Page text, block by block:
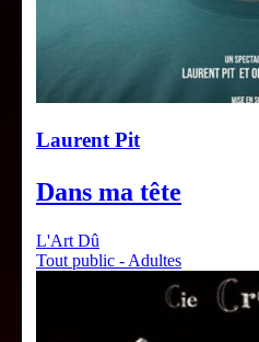
Laurent Pit
Dans ma tête
L'Art Dû
Tout public - Adultes